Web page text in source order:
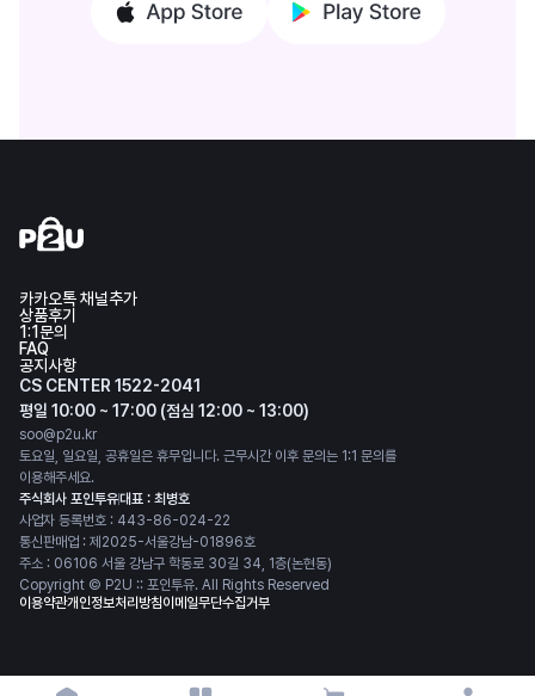
카카오톡 채널추가
상품후기
1:1문의
FAQ
공지사항
CS CENTER 1522-2041
평일 10:00 ~ 17:00 (점심 12:00 ~ 13:00)
soo@p2u.kr
토요일, 일요일, 공휴일은 휴무입니다. 근무시간 이후 문의는 1:1 문의를
이용해주세요.
주식회사 포인투유대표 : 최병호
사업자 등록번호 : 443-86-024-22
통신판매업 : 제2025-서울강남-01896호
주소 : 06106 서울 강남구 학동로 30길 34, 1층(논현동)
Copyright © P2U :: 포인투유. All Rights Reserved
이용약관개인정보처리방침이메일무단수집거부